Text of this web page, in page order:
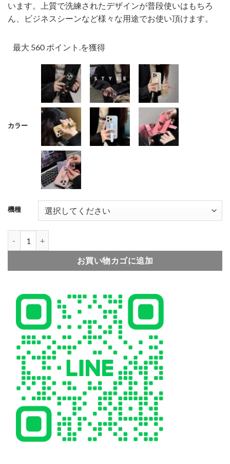
います。上質で洗練されたデザインが普段使いはもちろ
ん、ビジネスシーンなど様々な用途でお使い頂けます。
最大 560 ポイント.を獲得
カラー ブラック パープル ホワイト
ゴールド
浅いピンク
機種
お買い物カゴに追加